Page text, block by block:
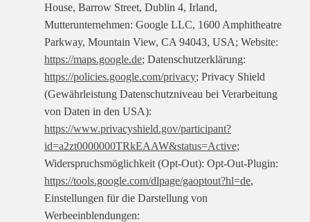
House, Barrow Street, Dublin 4, Irland,
Mutterunternehmen: Google LLC, 1600 Amphitheatre
Parkway, Mountain View, CA 94043, USA; Website:
https://maps.google.de; Datenschutzerklärung:
https://policies.google.com/privacy; Privacy Shield
(Gewährleistung Datenschutzniveau bei Verarbeitung
von Daten in den USA):
https://www.privacyshield.gov/participant?
id=a2zt0000000TRkEAAW&status=Active;
Widerspruchsmöglichkeit (Opt-Out): Opt-Out-Plugin:
https://tools.google.com/dlpage/gaoptout?hl=de,
Einstellungen für die Darstellung von
Werbeeinblendungen: